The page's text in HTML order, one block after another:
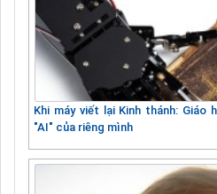
Khi máy viết lại Kinh thánh: Giáo
"AI" của riêng mình